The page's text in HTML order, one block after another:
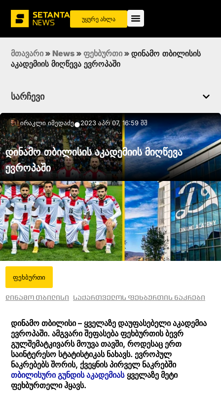
უყურე ახლა
მთავარი » News » ფეხბურთი » დინამო თბილისის
აკადემიის მიღწევა ევროპაში
სარჩევი
Ირაკლი Იმედაძე●2023 აპრ 07, 16:59 შშ
დინამო თბილისის აკადემიის მიღწევა
ევროპაში
ფეხბურთი
დინამო თბილისი საქართველოს ფეხბურთის ნაკრები
დინამო თბილისი – ყველაზე დაუფასებელი აკადემია
ევროპაში. ამგვარი შეფასება ფეხბურთის ბევრ
გულშემატკივარს მოუვა თავში, როდესაც ერთ
საინტერესო სტატისტიკას ნახავს. ევროპულ
ნაკრებებს შორის, ქვეყნის პირველ ნაკრებში
თბილისური გუნდის აკადემიას ყველაზე მეტი
ფეხბურთელი ჰყავს.